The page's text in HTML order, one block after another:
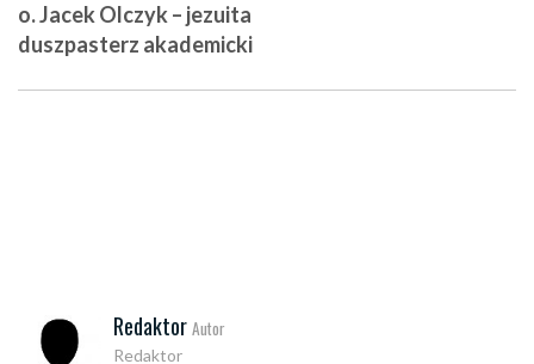
o. Jacek Olczyk – jezuita
duszpasterz akademicki
Redaktor Autor
Redaktor